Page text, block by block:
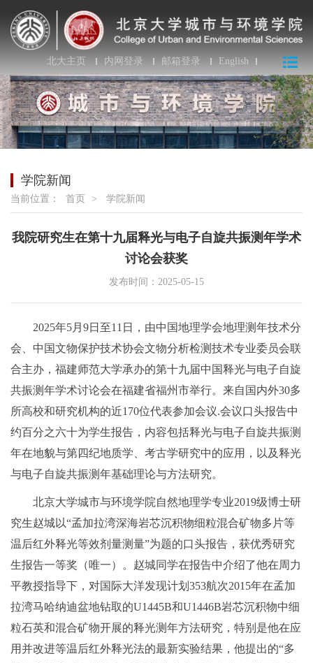
北大主页 内网登录 邮箱登录 English
学院新闻
当前位置： 首页 > 学院新闻
我院研究生在第十九届释光与电子自旋共振测年学术
讨论会获奖
发布时间：2025-05-15
2025年5月9日至11日，由中国地理学会地理测年技术分
会、中国文物保护技术协会文物分析检测技术专业委员会联
合主办，福建师范大学承办的第十九届中国释光与电子自旋
共振测年学术讨论会在福建省福州市举行。来自国内外30多
所高校和研究机构的近170位代表参加会议.会议口头报告中
约百分之六十为学生报告，内容包括释光与电子自旋共振测
年在地貌与第四纪地质学、考古学研究中的应用，以及释光
与电子自旋共振测年基础理论与方法研究。
北京大学城市与环境学院自然地理学专业2019级博士研
究生赵城以“孟加拉湾深海岩芯沉积物细粒混合矿物多片等
温后红外释光等效剂量测量”为题的口头报告，获优秀研究
生报告一等奖（唯一）。赵城同学在报告中介绍了他在周力
平教授指导下，对国际大洋发现计划353航次2015年在孟加
拉湾马哈纳迪盆地钻取的U1445B和U1446B岩芯沉积物中细
粒石英和混合矿物开展的释光测年方法研究，特别是他在应
用并改进等温后红外释光法的最新实验结果，他提出的“多